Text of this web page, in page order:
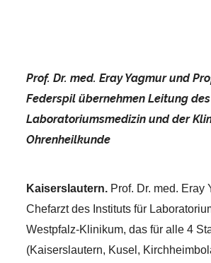
Prof. Dr. med. Eray Yagmur und
Federspil übernehmen Leitung
Laboratoriumsmedizin und der
Ohrenheilkunde
Kaiserslautern.Prof. Dr. med. Eray
Chefarzt des Instituts für
Westpfalz-Klinikum, das für alle 4
(Kaiserslautern, Kusel,